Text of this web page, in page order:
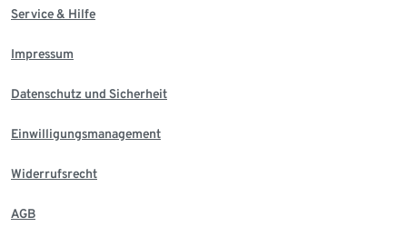
Service & Hilfe
Impressum
Datenschutz und Sicherheit
Einwilligungsmanagement
Widerrufsrecht
AGB